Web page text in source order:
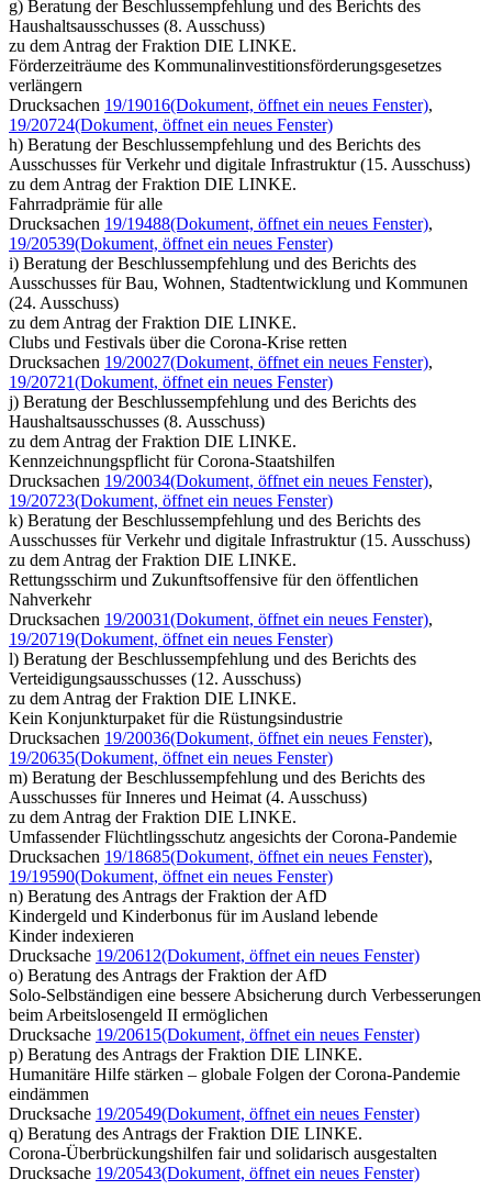
g) Beratung der Beschlussempfehlung und des Berichts des
Haushaltsausschusses (8. Ausschuss)
zu dem Antrag der Fraktion DIE LINKE.
Förderzeiträume des Kommunalinvestitionsförderungsgesetzes
verlängern
Drucksachen 19/19016(Dokument, öffnet ein neues Fenster),
19/20724(Dokument, öffnet ein neues Fenster)
h) Beratung der Beschlussempfehlung und des Berichts des
Ausschusses für Verkehr und digitale Infrastruktur (15. Ausschuss)
zu dem Antrag der Fraktion DIE LINKE.
Fahrradprämie für alle
Drucksachen 19/19488(Dokument, öffnet ein neues Fenster),
19/20539(Dokument, öffnet ein neues Fenster)
i) Beratung der Beschlussempfehlung und des Berichts des
Ausschusses für Bau, Wohnen, Stadtentwicklung und Kommunen
(24. Ausschuss)
zu dem Antrag der Fraktion DIE LINKE.
Clubs und Festivals über die Corona-Krise retten
Drucksachen 19/20027(Dokument, öffnet ein neues Fenster),
19/20721(Dokument, öffnet ein neues Fenster)
j) Beratung der Beschlussempfehlung und des Berichts des
Haushaltsausschusses (8. Ausschuss)
zu dem Antrag der Fraktion DIE LINKE.
Kennzeichnungspflicht für Corona-Staatshilfen
Drucksachen 19/20034(Dokument, öffnet ein neues Fenster),
19/20723(Dokument, öffnet ein neues Fenster)
k) Beratung der Beschlussempfehlung und des Berichts des
Ausschusses für Verkehr und digitale Infrastruktur (15. Ausschuss)
zu dem Antrag der Fraktion DIE LINKE.
Rettungsschirm und Zukunftsoffensive für den öffentlichen
Nahverkehr
Drucksachen 19/20031(Dokument, öffnet ein neues Fenster),
19/20719(Dokument, öffnet ein neues Fenster)
l) Beratung der Beschlussempfehlung und des Berichts des
Verteidigungsausschusses (12. Ausschuss)
zu dem Antrag der Fraktion DIE LINKE.
Kein Konjunkturpaket für die Rüstungsindustrie
Drucksachen 19/20036(Dokument, öffnet ein neues Fenster),
19/20635(Dokument, öffnet ein neues Fenster)
m) Beratung der Beschlussempfehlung und des Berichts des
Ausschusses für Inneres und Heimat (4. Ausschuss)
zu dem Antrag der Fraktion DIE LINKE.
Umfassender Flüchtlingsschutz angesichts der Corona-Pandemie
Drucksachen 19/18685(Dokument, öffnet ein neues Fenster),
19/19590(Dokument, öffnet ein neues Fenster)
n) Beratung des Antrags der Fraktion der AfD
Kindergeld und Kinderbonus für im Ausland lebende
Kinder indexieren
Drucksache 19/20612(Dokument, öffnet ein neues Fenster)
o) Beratung des Antrags der Fraktion der AfD
Solo-Selbständigen eine bessere Absicherung durch Verbesserungen
beim Arbeitslosengeld II ermöglichen
Drucksache 19/20615(Dokument, öffnet ein neues Fenster)
p) Beratung des Antrags der Fraktion DIE LINKE.
Humanitäre Hilfe stärken – globale Folgen der Corona-Pandemie
eindämmen
Drucksache 19/20549(Dokument, öffnet ein neues Fenster)
q) Beratung des Antrags der Fraktion DIE LINKE.
Corona-Überbrückungshilfen fair und solidarisch ausgestalten
Drucksache 19/20543(Dokument, öffnet ein neues Fenster)